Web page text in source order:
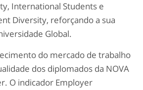
International Students e
Diversity, reforçando a sua
Global.
do mercado de trabalho
dos diplomados da NOVA
O indicador Employer